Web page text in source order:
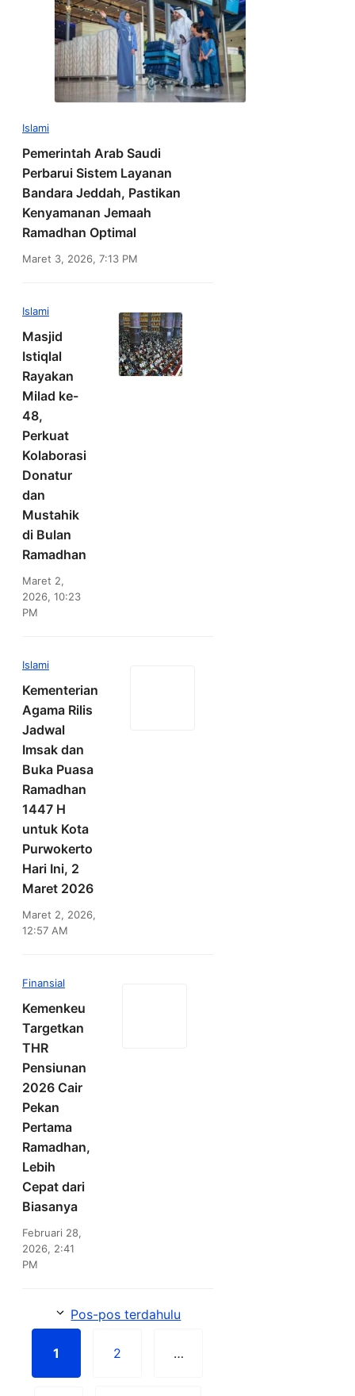
Islami
Pemerintah Arab Saudi
Perbarui Sistem Layanan
Bandara Jeddah, Pastikan
Kenyamanan Jemaah
Ramadhan Optimal
Maret 3, 2026, 7:13 PM
Islami
Masjid
Istiqlal
Rayakan
Milad ke-
48,
Perkuat
Kolaborasi
Donatur
dan
Mustahik
di Bulan
Ramadhan
Maret 2,
2026, 10:23
PM
Islami
Kementerian
Agama Rilis
Jadwal
Imsak dan
Buka Puasa
Ramadhan
1447 H
untuk Kota
Purwokerto
Hari Ini, 2
Maret 2026
Maret 2, 2026,
12:57 AM
Finansial
Kemenkeu
Targetkan
THR
Pensiunan
2026 Cair
Pekan
Pertama
Ramadhan,
Lebih
Cepat dari
Biasanya
Februari 28,
2026, 2:41
PM
Pos-pos terdahulu
Halaman
1
Halaman
2 …